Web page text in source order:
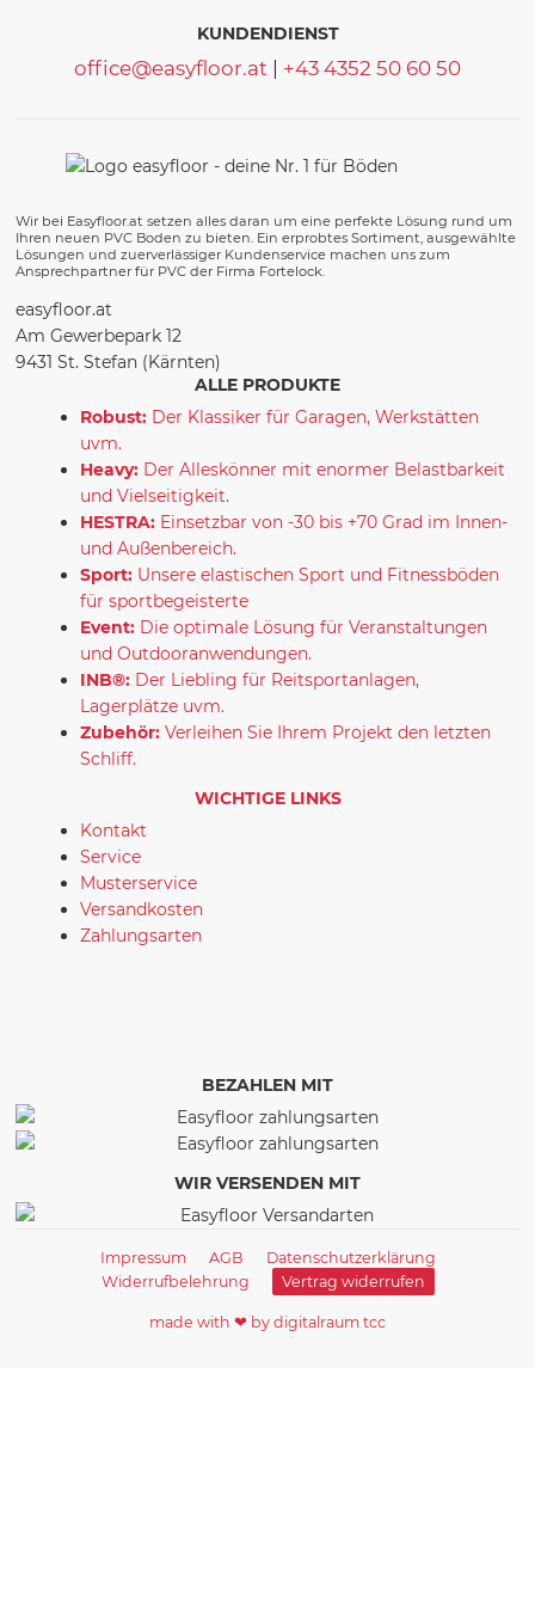
KUNDENDIENST
office@easyfloor.at | +43 4352 50 60 50
Wir bei Easyfloor.at setzen alles daran um eine perfekte Lösung rund um
Ihren neuen PVC Boden zu bieten. Ein erprobtes Sortiment, ausgewählte
Lösungen und zuerverlässiger Kundenservice machen uns zum
Ansprechpartner für PVC der Firma Fortelock.
easyfloor.at
Am Gewerbepark 12
9431 St. Stefan (Kärnten)
ALLE PRODUKTE
Robust: Der Klassiker für Garagen, Werkstätten
uvm.
Heavy: Der Alleskönner mit enormer Belastbarkeit
und Vielseitigkeit.
HESTRA: Einsetzbar von -30 bis +70 Grad im Innen-
und Außenbereich.
Sport: Unsere elastischen Sport und Fitnessböden
für sportbegeisterte
Event: Die optimale Lösung für Veranstaltungen
und Outdooranwendungen.
INB®: Der Liebling für Reitsportanlagen,
Lagerplätze uvm.
Zubehör: Verleihen Sie Ihrem Projekt den letzten
Schliff.
WICHTIGE LINKS
Kontakt
Service
Musterservice
Versandkosten
Zahlungsarten
BEZAHLEN MIT
WIR VERSENDEN MIT
Impressum AGB
Datenschutzerklärung
Widerrufbelehrung
Vertrag widerrufen
made with ❤ by digitalraum tcc